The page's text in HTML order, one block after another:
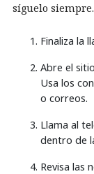
síguelo siempre.
Finaliza la
Abre el
Usa los
o correos.
Llama al
dentro de
Revisa las